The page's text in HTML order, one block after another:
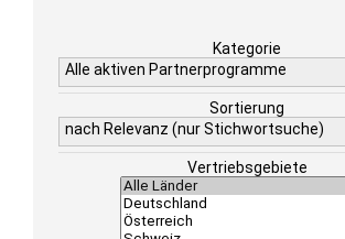
Kategorie
Alle aktiven Partnerprogramme
Sortierung
nach Relevanz (nur Stichwortsuche)
Vertriebsgebiete